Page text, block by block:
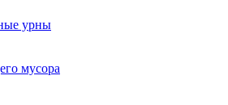
урны
мусора